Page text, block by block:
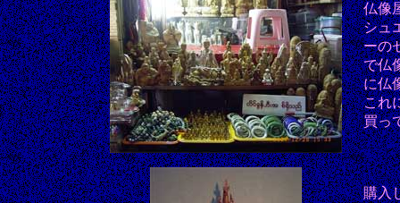
仏像
シュ
ーの
で仏
に仏
これ
買っ
購入